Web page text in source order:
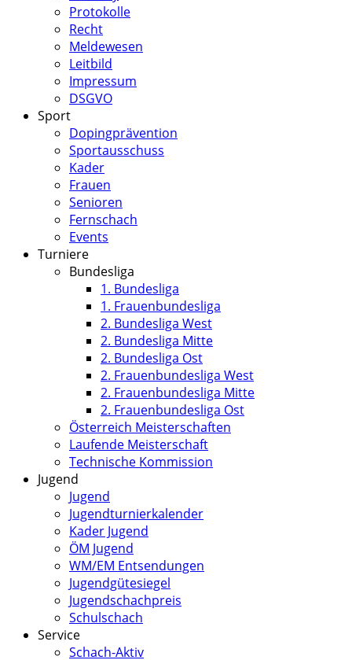
Protokolle
Recht
Meldewesen
Leitbild
Impressum
DSGVO
Sport
Dopingprävention
Sportausschuss
Kader
Frauen
Senioren
Fernschach
Events
Turniere
Bundesliga
1. Bundesliga
1. Frauenbundesliga
2. Bundesliga West
2. Bundesliga Mitte
2. Bundesliga Ost
2. Frauenbundesliga West
2. Frauenbundesliga Mitte
2. Frauenbundesliga Ost
Österreich Meisterschaften
Laufende Meisterschaft
Technische Kommission
Jugend
Jugend
Jugendturnierkalender
Kader Jugend
ÖM Jugend
WM/EM Entsendungen
Jugendgütesiegel
Jugendschachpreis
Schulschach
Service
Schach-Aktiv